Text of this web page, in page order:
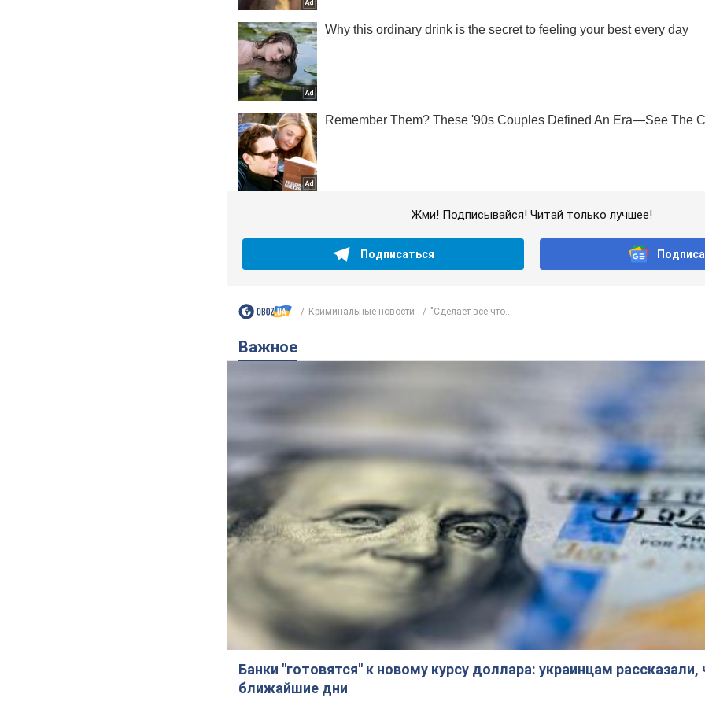
Жми! Подписывайся! Читай только лучшее!
Подписаться
Криминальные новости "Сделает все что...
Важное
Банки "готовятся" к новому курсу доллара: украинцам
ближайшие дни